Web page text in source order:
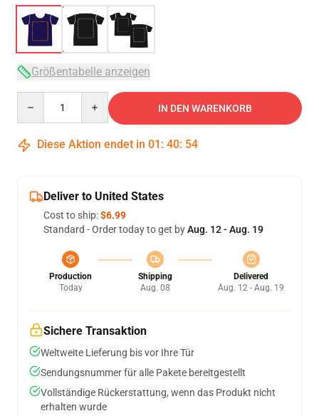
Größentabelle anzeigen
IN DEN WARENKORB
Diese Aktion endet in 01 : 40: 54
Deliver to United States
Cost to ship:$6.99
Standard - Order today to get byAug. 12 - Aug. 19
Production
Today
Shipping
Aug. 08
Delivered
Aug. 12 - Aug. 19
Sichere Transaktion
Weltweite Lieferung bis vor Ihre Tür
Sendungsnummer für alle Pakete bereitgestellt
Vollständige Rückerstattung, wenn das Produkt nicht
erhalten wurde